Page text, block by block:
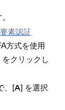
素認証
方式を使用
をクリ⁠ックし
、[⁠A⁠] を選択